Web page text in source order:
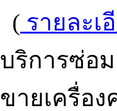
( รายละเ
บริการซ่อ
ขายเครื่อง